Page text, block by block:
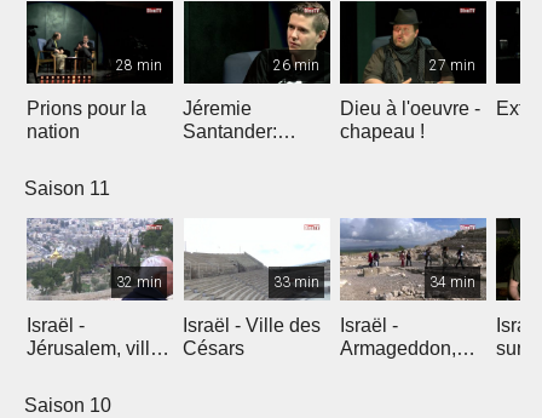
28 min
Prions pour la
nation
26 min
Jéremie
Santander:
27 min
Dieu à l'oeuvre -
chapeau !
Saison 11
32 min
Israël -
Jérusalem, ville
33 min
Israël - Ville des
Césars
34 min
Israël -
Armageddon,
sur
Saison 10